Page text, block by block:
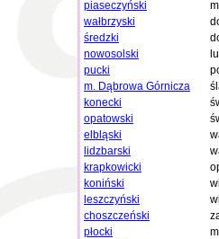
piaseczyński
wałbrzyski
średzki
nowosolski
pucki
m. Dąbrowa Górnicza
konecki
opatowski
elbląski
lidzbarski
krapkowicki
koniński
leszczyński
choszczeński
płocki